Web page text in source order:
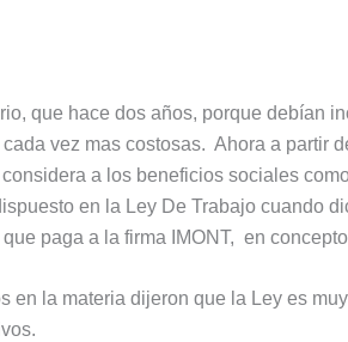
que hace dos años, porque debían
vez mas costosas. Ahora a partir
a los beneficios sociales
en la Ley De Trabajo cuando
paga a la firma IMONT, en
en la materia dijeron que la Ley es